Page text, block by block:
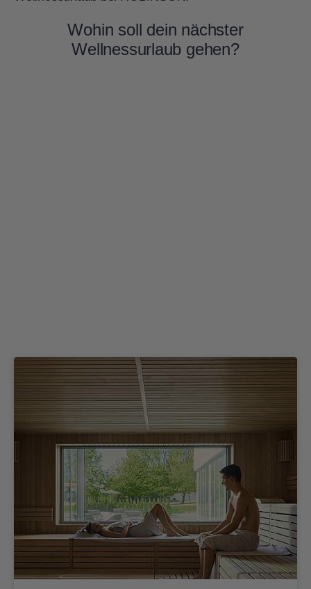
Wohin soll dein nächster
Wellnessurlaub gehen?